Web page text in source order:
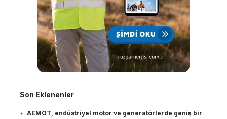
Son Eklenenler
AEMOT, endüstriyel motor ve generatörlerde geniş bir